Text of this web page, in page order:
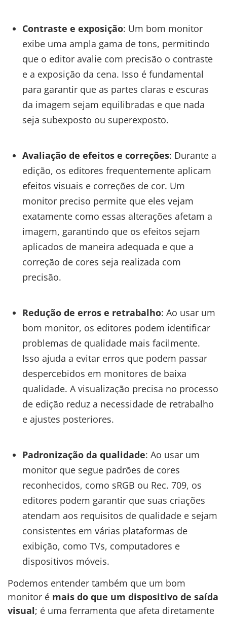
Contraste e exposição: Um bom monitor
exibe uma ampla gama de tons, permitindo
que o editor avalie com precisão o contraste
e a exposição da cena. Isso é fundamental
para garantir que as partes claras e escuras
da imagem sejam equilibradas e que nada
seja subexposto ou superexposto.
Avaliação de efeitos e correções: Durante a
edição, os editores frequentemente aplicam
efeitos visuais e correções de cor. Um
monitor preciso permite que eles vejam
exatamente como essas alterações afetam a
imagem, garantindo que os efeitos sejam
aplicados de maneira adequada e que a
correção de cores seja realizada com
precisão.
Redução de erros e retrabalho: Ao usar um
bom monitor, os editores podem identificar
problemas de qualidade mais facilmente.
Isso ajuda a evitar erros que podem passar
despercebidos em monitores de baixa
qualidade. A visualização precisa no processo
de edição reduz a necessidade de retrabalho
e ajustes posteriores.
Padronização da qualidade: Ao usar um
monitor que segue padrões de cores
reconhecidos, como sRGB ou Rec. 709, os
editores podem garantir que suas criações
atendam aos requisitos de qualidade e sejam
consistentes em várias plataformas de
exibição, como TVs, computadores e
dispositivos móveis.
Podemos entender também que um bom
monitor é mais do que um dispositivo de saída
visual; é uma ferramenta que afeta diretamente